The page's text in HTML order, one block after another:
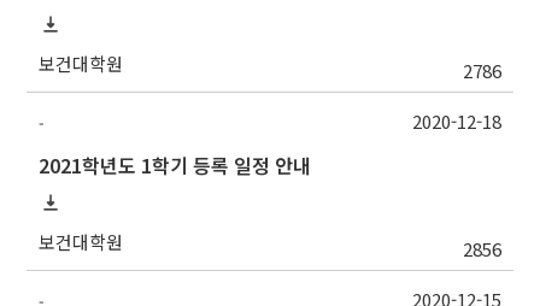
보건대학원 2786
-
2021학년도 1학기 등록 일정 안내
보건대학원 2856
2020-12-18
2020-12-15